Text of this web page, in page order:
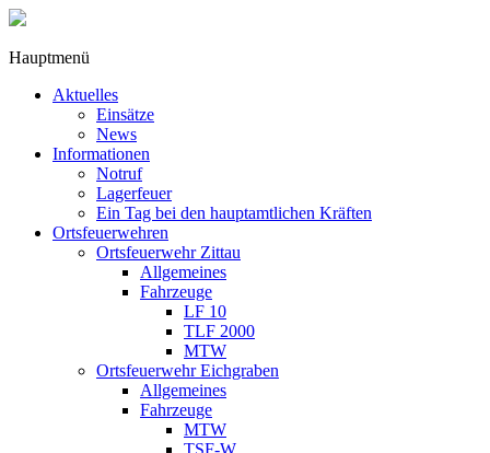
Hauptmenü
Aktuelles
Einsätze
News
Informationen
Notruf
Lagerfeuer
Ein Tag bei den hauptamtlichen Kräften
Ortsfeuerwehren
Ortsfeuerwehr Zittau
Allgemeines
Fahrzeuge
LF 10
TLF 2000
MTW
Ortsfeuerwehr Eichgraben
Allgemeines
Fahrzeuge
MTW
TSF-W